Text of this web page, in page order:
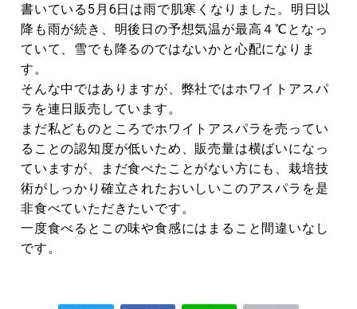
書いている5月6日は雨で肌寒くなりました。明日以
降も雨が続き、明後日の予想気温が最高４℃となっ
ていて、雪でも降るのではないかと心配になりま
す。
そんな中ではありますが、弊社ではホワイトアスパ
ラを連日販売しています。
まだ私どものところでホワイトアスパラを売ってい
ることの認知度が低いため、販売量は横ばいになっ
ていますが、まだ食べたことがない方にも、栽培技
術がしっかり確立されたおいしいこのアスパラを是
非食べていただきたいです。
一度食べるとこの味や食感にはまること間違いなし
です。